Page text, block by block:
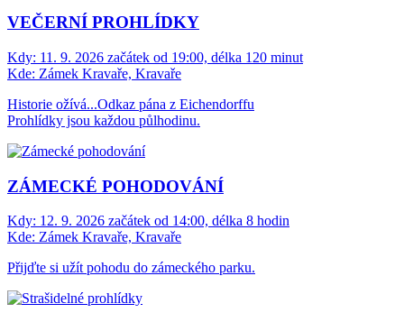
VEČERNÍ PROHLÍDKY
Kdy: 11. 9. 2026 začátek od 19:00, délka 120 minut
Kde: Zámek Kravaře, Kravaře
Historie ožívá...Odkaz pána z Eichendorffu
Prohlídky jsou každou půlhodinu.
ZÁMECKÉ POHODOVÁNÍ
Kdy: 12. 9. 2026 začátek od 14:00, délka 8 hodin
Kde: Zámek Kravaře, Kravaře
Přijďte si užít pohodu do zámeckého parku.